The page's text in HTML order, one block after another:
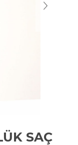
SAÇ